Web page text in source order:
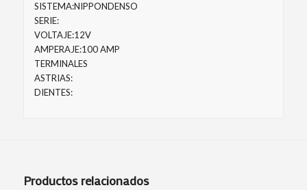
SISTEMA:NIPPONDENSO
SERIE:
VOLTAJE:12V
AMPERAJE:100 AMP
TERMINALES
ASTRIAS:
DIENTES:
Productos relacionados